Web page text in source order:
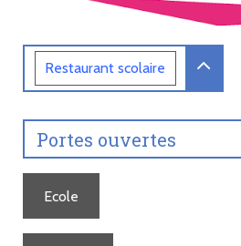
Restaurantscolaire
Portes ouvertes
Ecole